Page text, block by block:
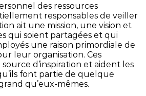
des ressources
responsables de veiller
ait une mission, une vision et
qui soient partagées et qui
une raison primordiale de
leur organisation. Ces
d’inspiration et aident les
font partie de quelque
qu’eux-mêmes.